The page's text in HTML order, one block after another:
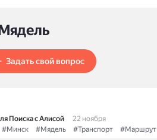
Задать свой вопрос
Поиска с Алисой
22 ноября
#Минск #Мядель #Транспорт #Маршрут